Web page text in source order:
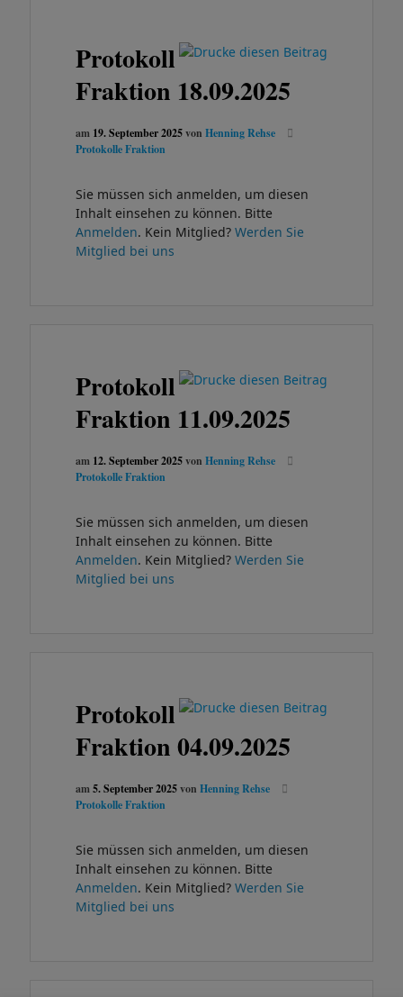
Protokoll
Fraktion 18.09.2025
am 19. September 2025von Henning Rehse
Protokolle Fraktion
Sie müssen sich anmelden, um diesen
Inhalt einsehen zu können. Bitte
Anmelden. Kein Mitglied? Werden Sie
Mitglied bei uns
Protokoll
Fraktion 11.09.2025
am 12. September 2025von Henning Rehse
Protokolle Fraktion
Sie müssen sich anmelden, um diesen
Inhalt einsehen zu können. Bitte
Anmelden. Kein Mitglied? Werden Sie
Mitglied bei uns
Protokoll
Fraktion 04.09.2025
am5. September 2025von Henning Rehse
Protokolle Fraktion
Sie müssen sich anmelden, um diesen
Inhalt einsehen zu können. Bitte
Anmelden. Kein Mitglied? Werden Sie
Mitglied bei uns